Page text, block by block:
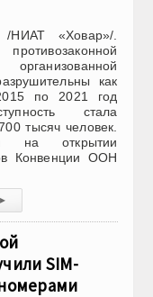
НИАТ «Ховар»/.
как
по 2021 год
стала
тысяч человек.
на открытии
Конвенции ООН
▸
SIM-